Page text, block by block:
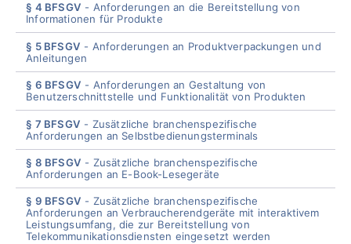
§ 4 BFSGV
Anforderungen an die Bereitstellung von
Informationen für Produkte
§ 5 BFSGV
Anforderungen an Produktverpackungen und
Anleitungen
§ 6 BFSGV
Anforderungen an Gestaltung von
Benutzerschnittstelle und Funktionalität von Produkten
§ 7 BFSGV
Zusätzliche branchenspezifische
Anforderungen an Selbstbedienungsterminals
§ 8 BFSGV
Zusätzliche branchenspezifische
Anforderungen an E-Book-Lesegeräte
§ 9 BFSGV
Zusätzliche branchenspezifische
Anforderungen an Verbraucherendgeräte mit interaktivem
Leistungsumfang, die zur Bereitstellung von
Telekommunikationsdiensten eingesetzt werden